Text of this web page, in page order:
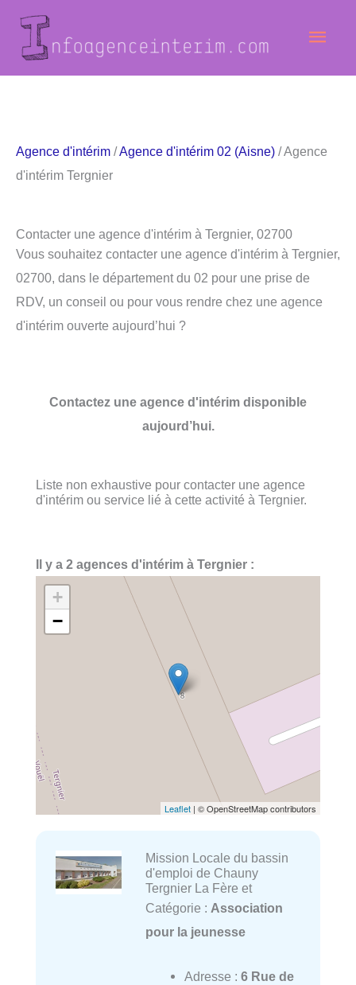
contenu
Agence d'intérim /Agence d'intérim 02 (Aisne) / Agence
d'intérim Tergnier
Contacter une agence d'intérim à Tergnier, 02700
Vous souhaitez contacter une agence d'intérim à Tergnier,
02700, dans le département du 02 pour une prise de
RDV, un conseil ou pour vous rendre chez une agence
d'intérim ouverte aujourd’hui ?
Contactez une agence d'intérim disponible
aujourd’hui.
Liste non exhaustive pour contacter une agence
d'intérim ou service lié à cette activité à Tergnier.
Il y a 2 agences d'intérim à Tergnier :
+
−
Leaflet | © OpenStreetMap contributors
Mission Locale du bassin
d'emploi de Chauny
Tergnier La Fère et
Catégorie : Association
pour la jeunesse
Adresse : 6 Rue de